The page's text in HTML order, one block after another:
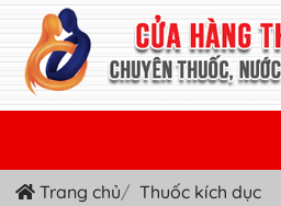
TRANG CHỦ
Trang chủ
Thuốc kích dục